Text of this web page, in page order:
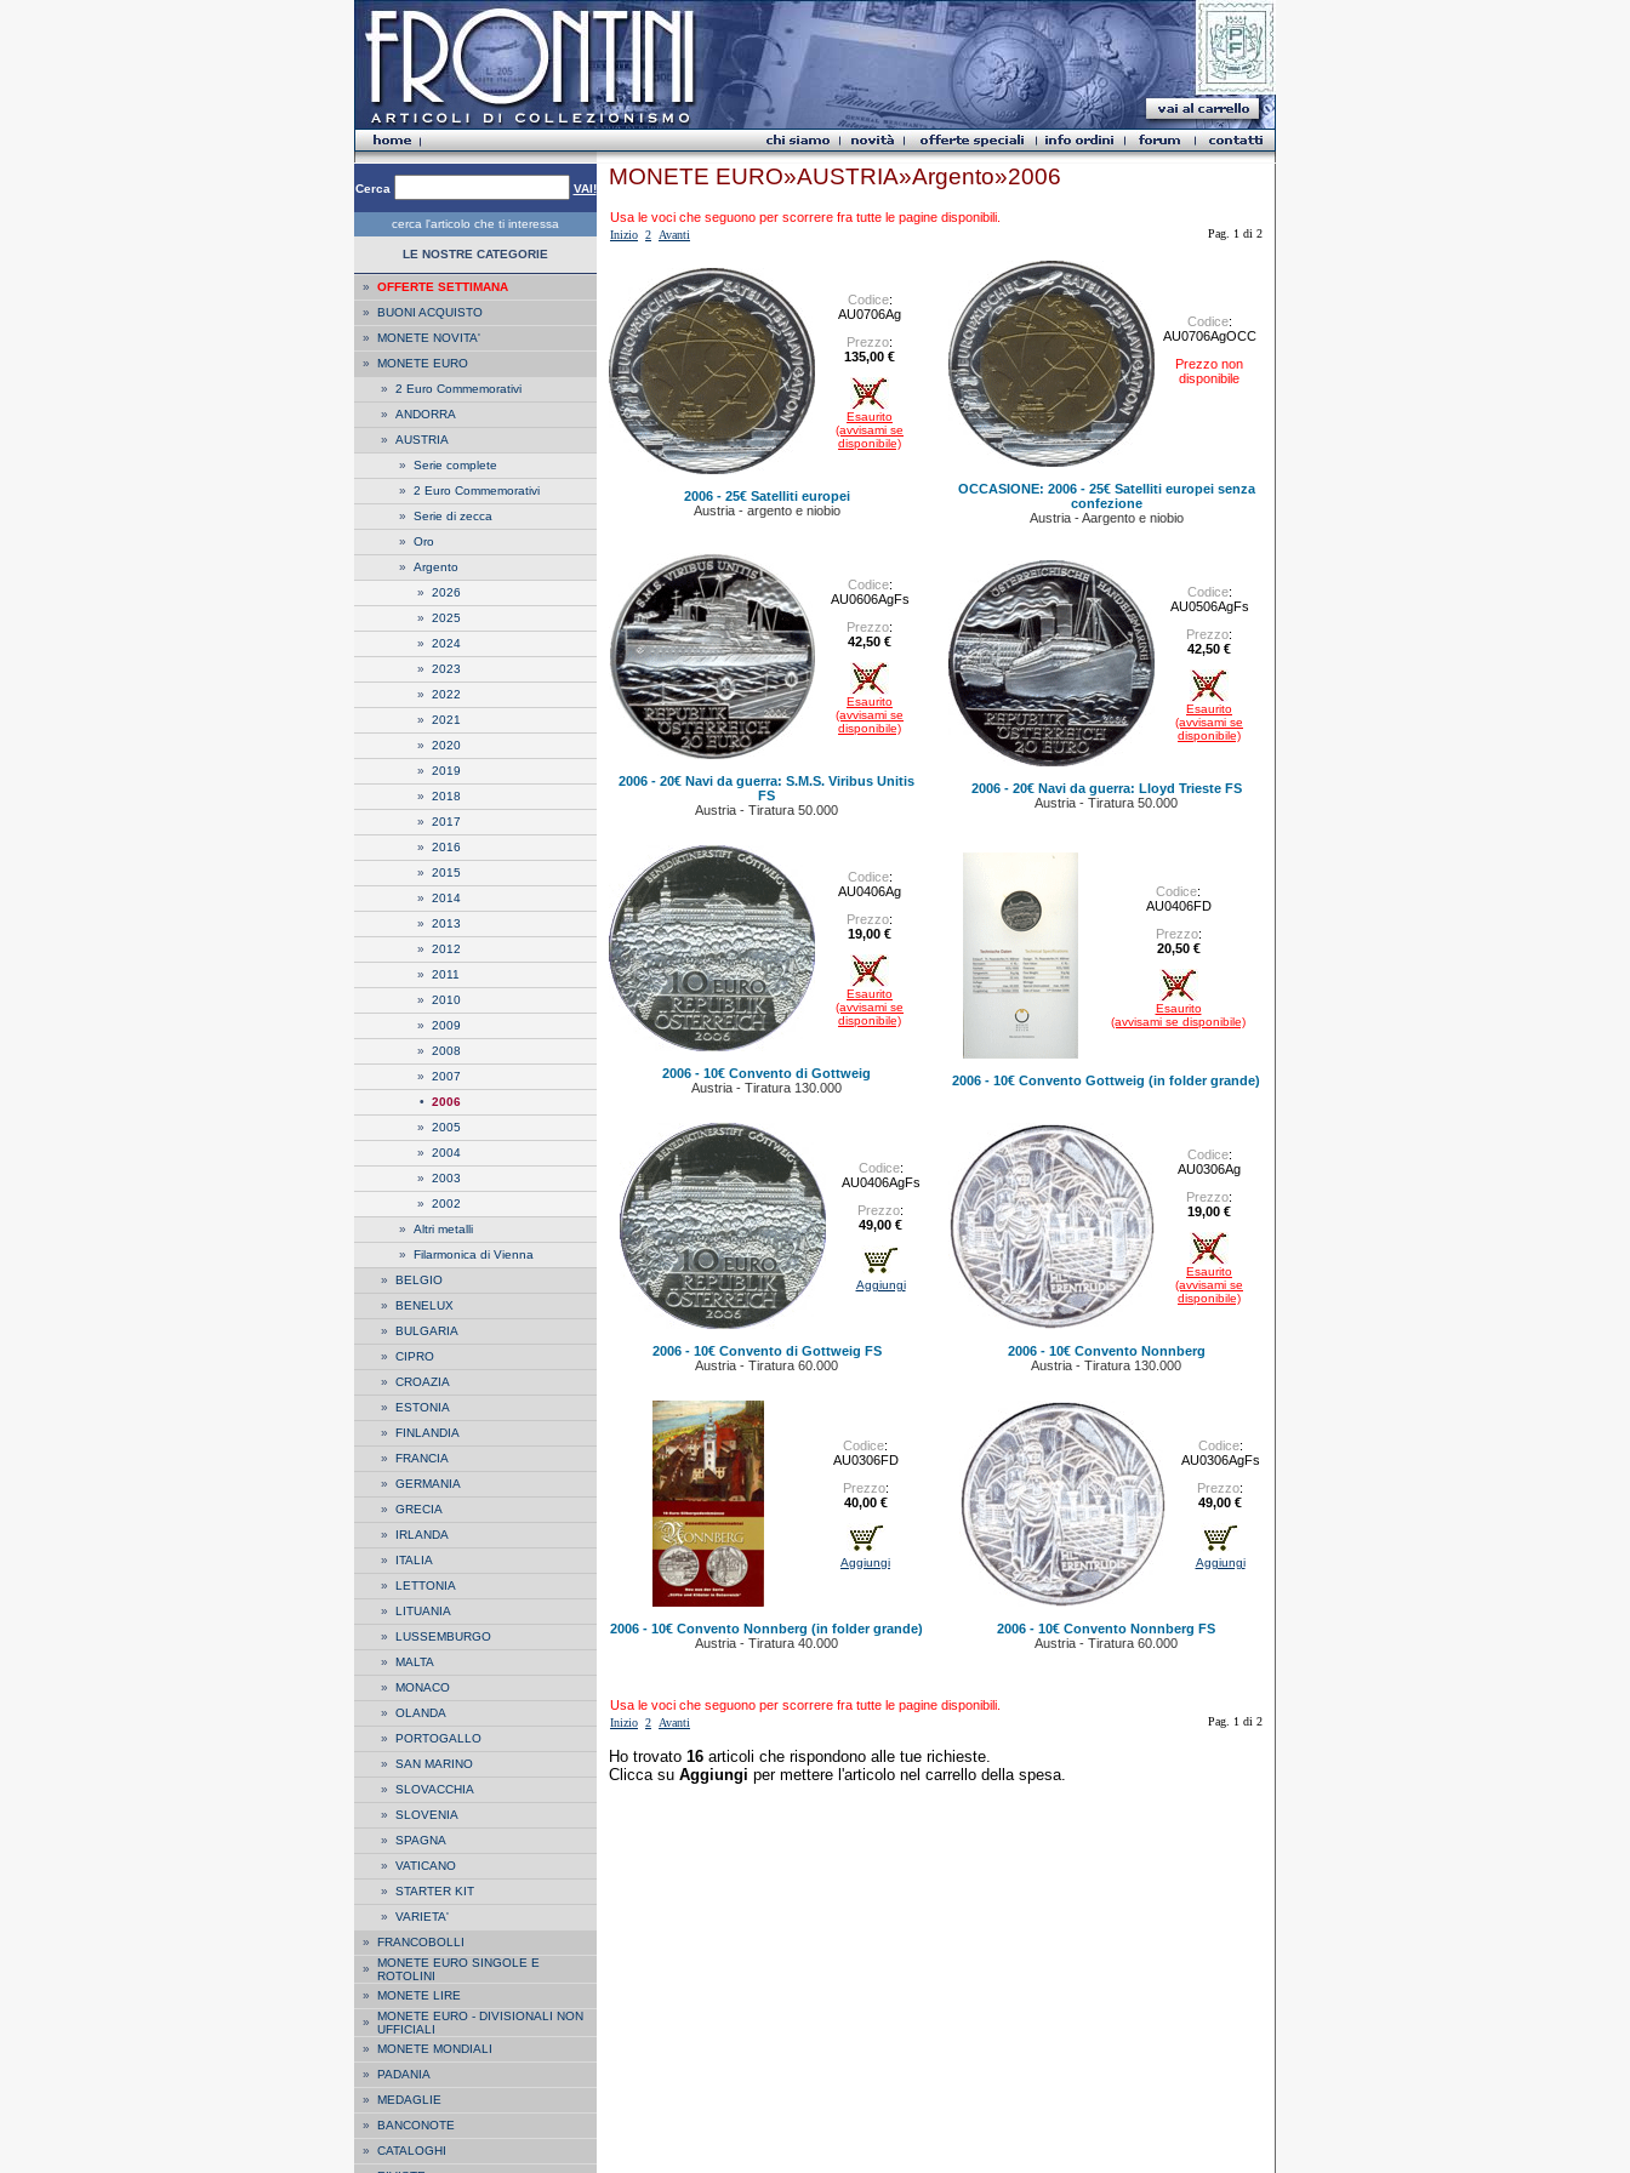
Cerca VAI!
cerca l'articolo che ti interessa
LE NOSTRE CATEGORIE
» OFFERTE SETTIMANA
» BUONI ACQUISTO
» MONETE NOVITA'
» MONETE EURO
» 2 Euro Commemorativi
» ANDORRA
» AUSTRIA
» Serie complete
» 2 Euro Commemorativi
» Serie di zecca
» Oro
» Argento
» 2026
» 2025
» 2024
» 2023
» 2022
» 2021
» 2020
» 2019
» 2018
» 2017
» 2016
» 2015
» 2014
» 2013
» 2012
» 2011
» 2010
» 2009
» 2008
» 2007
• 2006
» 2005
» 2004
» 2003
» 2002
» Altri metalli
» Filarmonica di Vienna
» BELGIO
» BENELUX
» BULGARIA
» CIPRO
» CROAZIA
» ESTONIA
» FINLANDIA
» FRANCIA
» GERMANIA
» GRECIA
» IRLANDA
» ITALIA
» LETTONIA
» LITUANIA
» LUSSEMBURGO
» MALTA
» MONACO
» OLANDA
» PORTOGALLO
» SAN MARINO
» SLOVACCHIA
» SLOVENIA
» SPAGNA
» VATICANO
» STARTER KIT
» VARIETA'
» FRANCOBOLLI
» MONETE EURO SINGOLE E
ROTOLINI
» MONETE LIRE
» MONETE EURO - DIVISIONALI NON
UFFICIALI
» MONETE MONDIALI
» PADANIA
» MEDAGLIE
» BANCONOTE
» CATALOGHI
MONETE EURO»AUSTRIA»Argento»2006
Usa le voci che seguono per scorrere fra tutte le pagine disponibili.
Inizio 2 Avanti Pag. 1 di 2
Codice:
AU0706Ag
Prezzo:
135,00 €
Esaurito
(avvisami se
disponibile)
2006 - 25€ Satelliti europei
Austria - argento e niobio
Codice:
AU0706AgOCC
Prezzo non
disponibile
OCCASIONE: 2006 - 25€ Satelliti europei senza
confezione
Austria - Aargento e niobio
Codice:
AU0606AgFs
Prezzo:
42,50 €
Esaurito
(avvisami se
disponibile)
2006 - 20€ Navi da guerra: S.M.S. Viribus Unitis
FS
Austria - Tiratura 50.000
Codice:
AU0506AgFs
Prezzo:
42,50 €
Esaurito
(avvisami se
disponibile)
2006 - 20€ Navi da guerra: Lloyd Trieste FS
Austria - Tiratura 50.000
Codice:
AU0406Ag
Prezzo:
19,00 €
Esaurito
(avvisami se
disponibile)
2006 - 10€ Convento di Gottweig
Austria - Tiratura 130.000
Codice:
AU0406FD
Prezzo:
20,50 €
Esaurito
(avvisami se disponibile)
2006 - 10€ Convento Gottweig (in folder grande)
Codice:
AU0406AgFs
Prezzo:
49,00 €
Aggiungi
2006 - 10€ Convento di Gottweig FS
Austria - Tiratura 60.000
Codice:
AU0306Ag
Prezzo:
19,00 €
Esaurito
(avvisami se
disponibile)
2006 - 10€ Convento Nonnberg
Austria - Tiratura 130.000
Codice:
AU0306FD
Prezzo:
40,00 €
Aggiungi
2006 - 10€ Convento Nonnberg (in folder grande)
Austria - Tiratura 40.000
Codice:
AU0306AgFs
Prezzo:
49,00 €
Aggiungi
2006 - 10€ Convento Nonnberg FS
Austria - Tiratura 60.000
Usa le voci che seguono per scorrere fra tutte le pagine disponibili.
Inizio 2 Avanti Pag. 1 di 2
Ho trovato 16 articoli che rispondono alle tue richieste.
Clicca su Aggiungi per mettere l'articolo nel carrello della spesa.